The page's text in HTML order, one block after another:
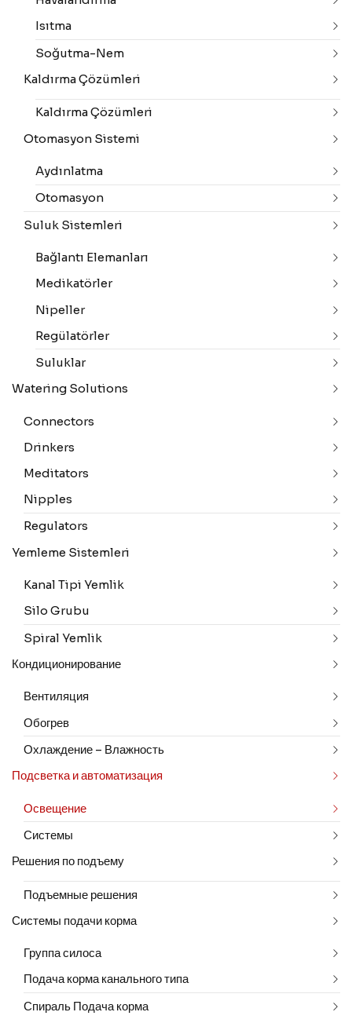
Isıtma
Soğutma-Nem
Kaldırma Çözümleri
Kaldırma Çözümleri
Otomasyon Sistemi
Aydınlatma
Otomasyon
Suluk Sistemleri
Bağlantı Elemanları
Medikatörler
Nipeller
Regülatörler
Suluklar
Watering Solutions
Connectors
Drinkers
Meditators
Nipples
Regulators
Yemleme Sistemleri
Kanal Tipi Yemlik
Silo Grubu
Spiral Yemlik
Кондиционирование
Вентиляция
Обогрев
Охлаждение – Влажность
Подсветка и автоматизация
Освещение
Системы
Решения по подъему
Подъемные решения
Системы подачи корма
Группа силоса
Подача корма канального типа
Спираль Подача корма